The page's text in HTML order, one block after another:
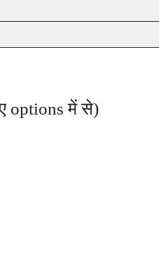
options में से)